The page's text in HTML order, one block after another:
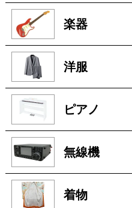
楽器
洋服
ピアノ
無線機
着物